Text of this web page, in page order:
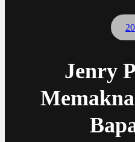
Jenry